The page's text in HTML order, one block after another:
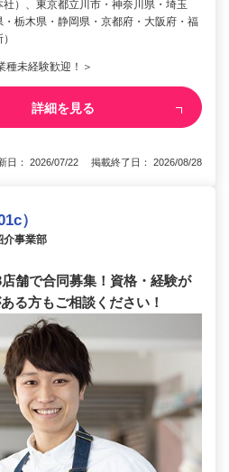
）、東京都立川市・神奈川県・埼玉
・栃木県・静岡県・京都府・大阪府・福
種未経験歓迎！＞
詳細を見る
日： 2026/07/22 掲載終了日： 2026/08/28
）
事業部
店舗で合同募集！資格・経験が
る方もご相談ください！